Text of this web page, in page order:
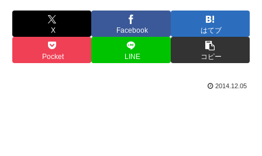
X Facebook はてブ
Pocket LINE コピー
2014.12.05